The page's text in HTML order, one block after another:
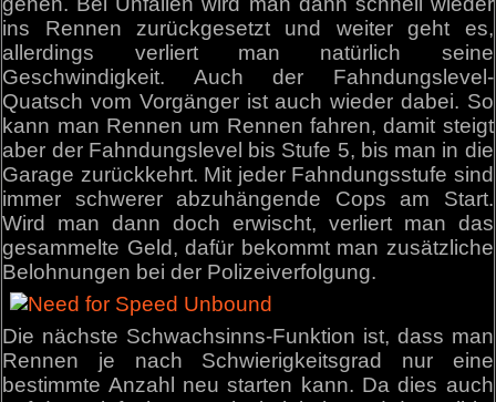
ins Rennen zurückgesetzt und weiter geht es,
allerdings verliert man natürlich seine
Geschwindigkeit. Auch der Fahndungslevel-
Quatsch vom Vorgänger ist auch wieder dabei. So
kann man Rennen um Rennen fahren, damit steigt
aber der Fahndungslevel bis Stufe 5, bis man in die
Garage zurückkehrt. Mit jeder Fahndungsstufe sind
immer schwerer abzuhängende Cops am Start.
Wird man dann doch erwischt, verliert man das
gesammelte Geld, dafür bekommt man zusätzliche
Belohnungen bei der Polizeiverfolgung.
Die nächste Schwachsinns-Funktion ist, dass man
Rennen je nach Schwierigkeitsgrad nur eine
bestimmte Anzahl neu starten kann. Da dies auch